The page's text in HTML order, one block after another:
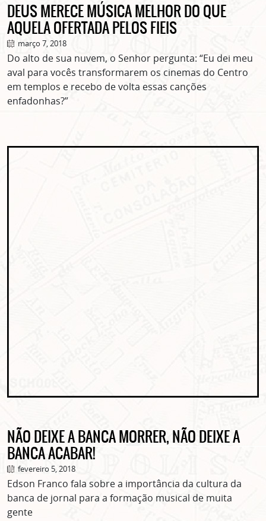
DEUS MERECE MÚSICA MELHOR DO QUE
AQUELA OFERTADA PELOS FIEIS
março 7, 2018
Do alto de sua nuvem, o Senhor pergunta: “Eu dei meu
aval para vocês transformarem os cinemas do Centro
em templos e recebo de volta essas canções
enfadonhas?”
NÃO DEIXE A BANCA MORRER, NÃO DEIXE A
BANCA ACABAR!
fevereiro 5, 2018
Edson Franco fala sobre a importância da cultura da
banca de jornal para a formação musical de muita
gente